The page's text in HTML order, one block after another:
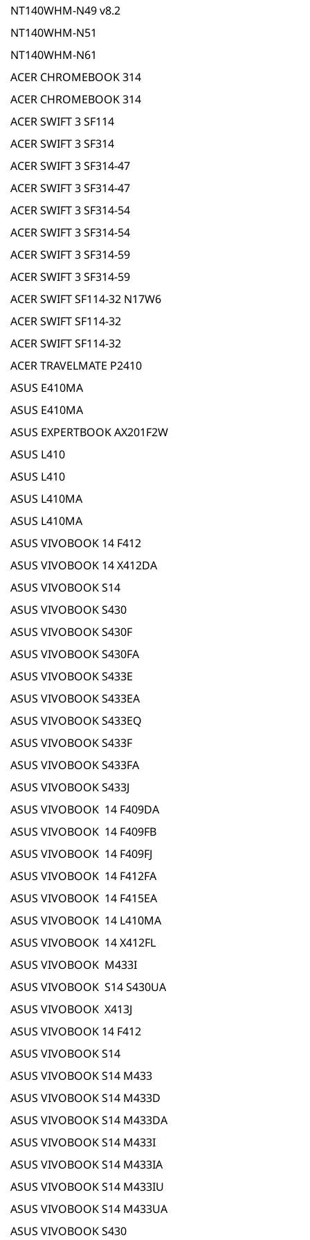
NT140WHM-N49 v8.2
NT140WHM-N51
NT140WHM-N61
ACER CHROMEBOOK 314
ACER CHROMEBOOK 314
ACER SWIFT 3 SF114
ACER SWIFT 3 SF314
ACER SWIFT 3 SF314-47
ACER SWIFT 3 SF314-47
ACER SWIFT 3 SF314-54
ACER SWIFT 3 SF314-54
ACER SWIFT 3 SF314-59
ACER SWIFT 3 SF314-59
ACER SWIFT SF114-32 N17W6
ACER SWIFT SF114-32
ACER SWIFT SF114-32
ACER TRAVELMATE P2410
ASUS E410MA
ASUS E410MA
ASUS EXPERTBOOK AX201F2W
ASUS L410
ASUS L410
ASUS L410MA
ASUS L410MA
ASUS VIVOBOOK 14 F412
ASUS VIVOBOOK 14 X412DA
ASUS VIVOBOOK S14
ASUS VIVOBOOK S430
ASUS VIVOBOOK S430F
ASUS VIVOBOOK S430FA
ASUS VIVOBOOK S433E
ASUS VIVOBOOK S433EA
ASUS VIVOBOOK S433EQ
ASUS VIVOBOOK S433F
ASUS VIVOBOOK S433FA
ASUS VIVOBOOK S433J
ASUS VIVOBOOK 14 F409DA
ASUS VIVOBOOK 14 F409FB
ASUS VIVOBOOK 14 F409FJ
ASUS VIVOBOOK 14 F412FA
ASUS VIVOBOOK 14 F415EA
ASUS VIVOBOOK 14 L410MA
ASUS VIVOBOOK 14 X412FL
ASUS VIVOBOOK M433I
ASUS VIVOBOOK S14 S430UA
ASUS VIVOBOOK X413J
ASUS VIVOBOOK 14 F412
ASUS VIVOBOOK S14
ASUS VIVOBOOK S14 M433
ASUS VIVOBOOK S14 M433D
ASUS VIVOBOOK S14 M433DA
ASUS VIVOBOOK S14 M433I
ASUS VIVOBOOK S14 M433IA
ASUS VIVOBOOK S14 M433IU
ASUS VIVOBOOK S14 M433UA
ASUS VIVOBOOK S430